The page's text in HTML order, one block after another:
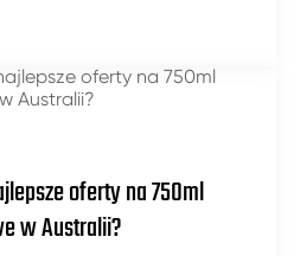
oferty na 750ml
w Australii?